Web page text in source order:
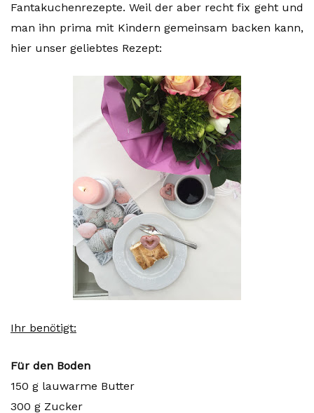
Fantakuchenrezepte. Weil der aber recht fix geht und
man ihn prima mit Kindern gemeinsam backen kann,
hier unser geliebtes Rezept:
Ihr benötigt:
Für den Boden
150 g lauwarme Butter
300 g Zucker